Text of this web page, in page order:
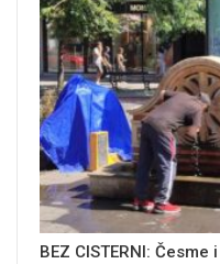
BEZ CISTERNI: